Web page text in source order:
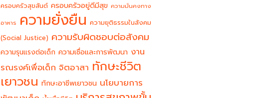
ครอบครัวสุขสันต์ ครอบครัวอยู่ดีมีสุข ความมั่นคงทาง
อาหาร ความยั่งยืน ความยุติธรรมในสังคม
(Social Justice) ความรับผิดชอบต่อสังคม
ความรุนแรงต่อเด็ก ความเชื่อและการพัฒนา งาน
รณรงค์เพื่อเด็ก จิตอาสา ทักษะชีวิต
เยาวชน ทักษะอาชีพเยาวชน นโยบายการ